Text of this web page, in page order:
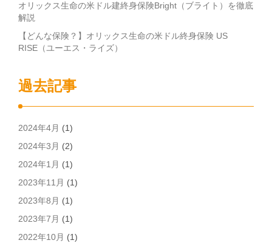
オリックス生命の米ドル建終身保険Bright（ブライト）を徹底
解説
【どんな保険？】オリックス生命の米ドル終身保険 US
RISE（ユーエス・ライズ）
過去記事
2024年4月 (1)
2024年3月 (2)
2024年1月 (1)
2023年11月 (1)
2023年8月 (1)
2023年7月 (1)
2022年10月 (1)